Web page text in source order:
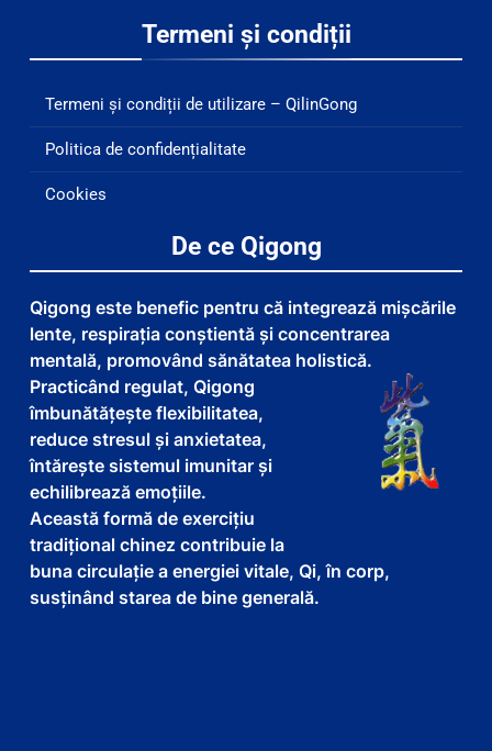
Termeni și condiții
Termeni și condiții de utilizare – QilinGong
Politica de confidențialitate
Cookies
De ce Qigong
Qigong este benefic pentru că integrează mișcările
lente, respirația conștientă și concentrarea
mentală, promovând sănătatea holistică.
Practicând regulat, Qigong
îmbunătățește flexibilitatea,
reduce stresul și anxietatea,
întărește sistemul imunitar și
echilibrează emoțiile.
Această formă de exercițiu
tradițional chinez contribuie la
buna circulație a energiei vitale, Qi, în corp,
susținând starea de bine generală.